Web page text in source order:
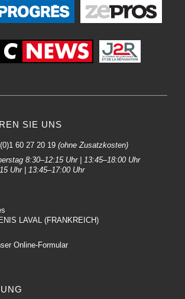
SIE UNS
60 27 20 19 (ohne Zusatzkosten)
8:30–12:15 Uhr | 13:45–18:00 Uhr
Uhr | 13:45–17:00 Uhr
LAVAL (FRANKREICH)
Online-Formular